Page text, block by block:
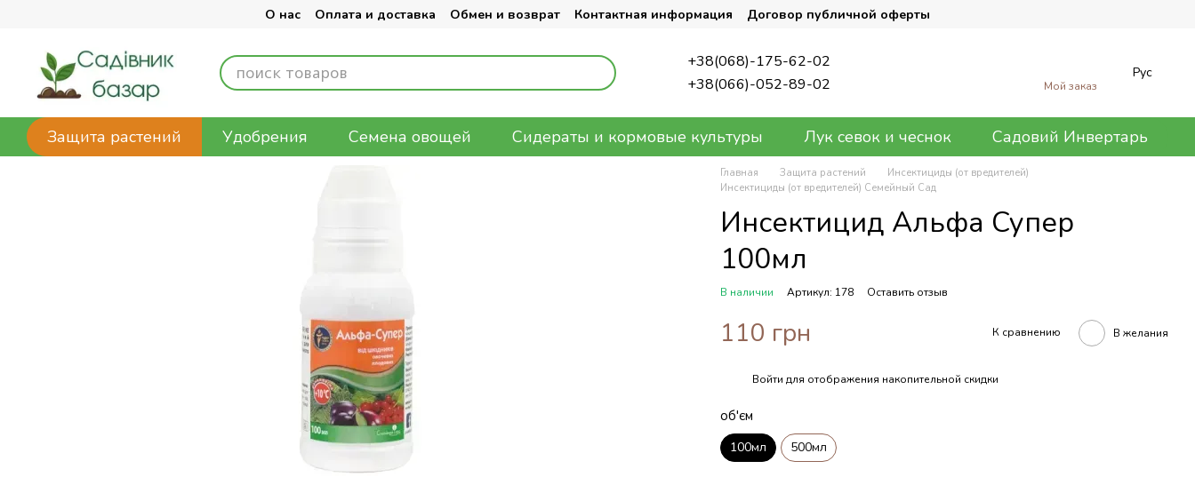
О нас Оплата и доставка Обмен и возврат Контактная информация Договор публичной оферты
+38(068)-175-62-02
+38(066)-052-89-02
Мой заказ
Рус
Защита растений Удобрения Семена овощей Сидераты и кормовые культуры Лук севок и чеснок Садовий Инвертарь
Главная Защита растений
Инсектициды (от вредителей)
Инсектициды (от вредителей) Семейный Сад
Инсектицид Альфа Супер
100мл
В наличии Артикул: 178 Оставить отзыв
110 грн К сравнению В желания
Войти для отображения накопительной скидки
об'єм
100мл 500мл